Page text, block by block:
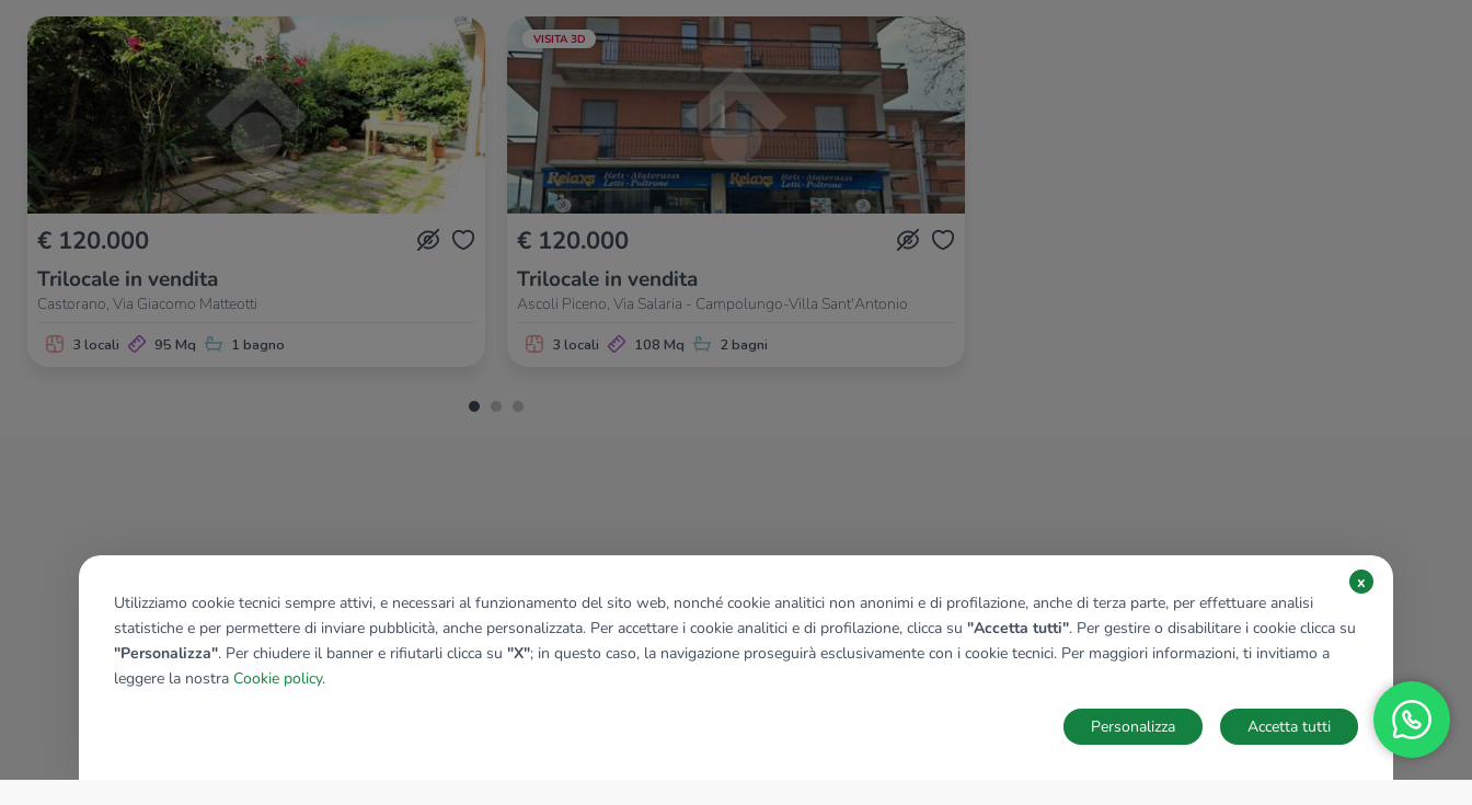
€ 120.000
Trilocale in vendita
Castorano, Via Giacomo Matteotti
3 locali 95 Mq 1 bagno
VISITA 3D
€ 120.000
Trilocale in vendita
Ascoli Piceno, Via Salaria - Campolungo-Villa Sant'Antonio
3 locali 108 Mq 2 bagni
Utilizziamo cookie tecnici sempre attivi, e necessari al funzionamento del sito web, nonché cookie analitici non anonimi e di profilazione, anche di terza parte, per effettuare analisi
statistiche e per permettere di inviare pubblicità, anche personalizzata. Per accettare i cookie analitici e di profilazione, clicca su "Accetta tutti". Per gestire o disabilitare i cookie clicca su
"Personalizza". Per chiudere il banner e rifiutarli clicca su "X"; in questo caso, la navigazione proseguirà esclusivamente con i cookie tecnici. Per maggiori informazioni, ti invitiamo a
leggere la nostra Cookie policy.
x
Accetta tutti
Personalizza